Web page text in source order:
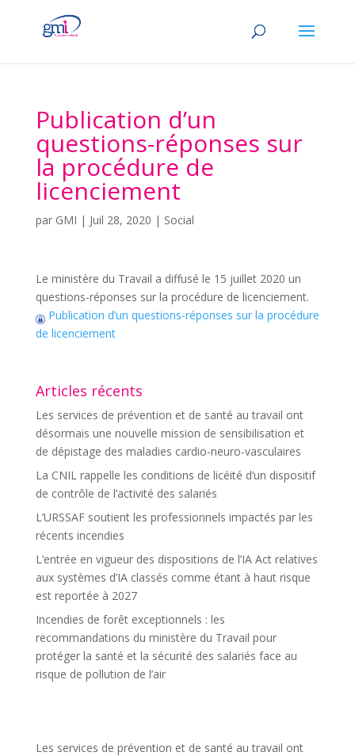
Publication d’un
questions-réponses sur
la procédure de
licenciement
par GMI | Juil 28, 2020 | Social
Le ministère du Travail a diffusé le 15 juillet 2020 un
questions-réponses sur la procédure de licenciement.
Publication d’un questions-réponses sur la procédure
de licenciement
Articles récents
Les services de prévention et de santé au travail ont
désormais une nouvelle mission de sensibilisation et
de dépistage des maladies cardio-neuro-vasculaires
La CNIL rappelle les conditions de licéité d’un dispositif
de contrôle de l’activité des salariés
L’URSSAF soutient les professionnels impactés par les
récents incendies
L’entrée en vigueur des dispositions de l’IA Act relatives
aux systèmes d’IA classés comme étant à haut risque
est reportée à 2027
Incendies de forêt exceptionnels : les
recommandations du ministère du Travail pour
protéger la santé et la sécurité des salariés face au
risque de pollution de l’air
Les services de prévention et de santé au travail ont